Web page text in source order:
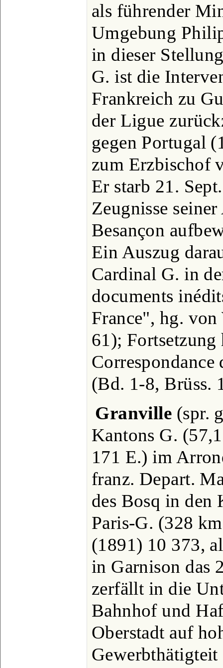
als führender
Umgebung
in dieser
G. ist die
Frankreich zu
der Ligue
gegen Portugal
zum Erzbischof
Er starb 21.
Zeugnisse
Besançon
Ein Auszug
Cardinal G. in
documents
France", hg.
61);
(Bd. 1-8, Brüss.
Granville (spr.
Kantons G.
171 E.) im
franz. Depart.
des Bosq in den
Paris-G. (328
(1891) 10 373,
in Garnison das
zerfällt in die
Bahnhof und
Oberstadt auf